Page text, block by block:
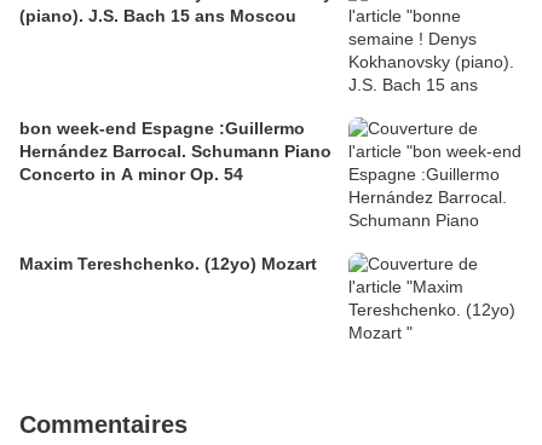
(piano). J.S. Bach 15 ans Moscou
bon week-end Espagne :Guillermo
Hernández Barrocal. Schumann Piano
Concerto in A minor Op. 54
Maxim Tereshchenko. (12yo) Mozart
Commentaires